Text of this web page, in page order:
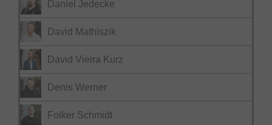
Daniel Jedecke
David Mathiszik
David Vieira Kurz
Denis Werner
Folker Schmidt